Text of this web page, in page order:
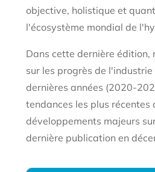
objective, holistique et
l'écosystème mondial de
Dans cette dernière édition,
sur les progrès de
dernières années (2020-
tendances les plus récentes
développements majeurs
dernière publication en